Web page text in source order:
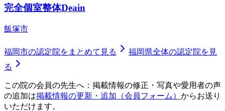
完全個室整体Deain
飯塚市
福岡市の認定院をまとめて見る 福岡県全体の認定院を見
る
この院の会員の先生へ：掲載情報の修正・写真や愛用者の声
の追加は掲載情報の更新・追加（会員フォーム） からお送り
いただけます。